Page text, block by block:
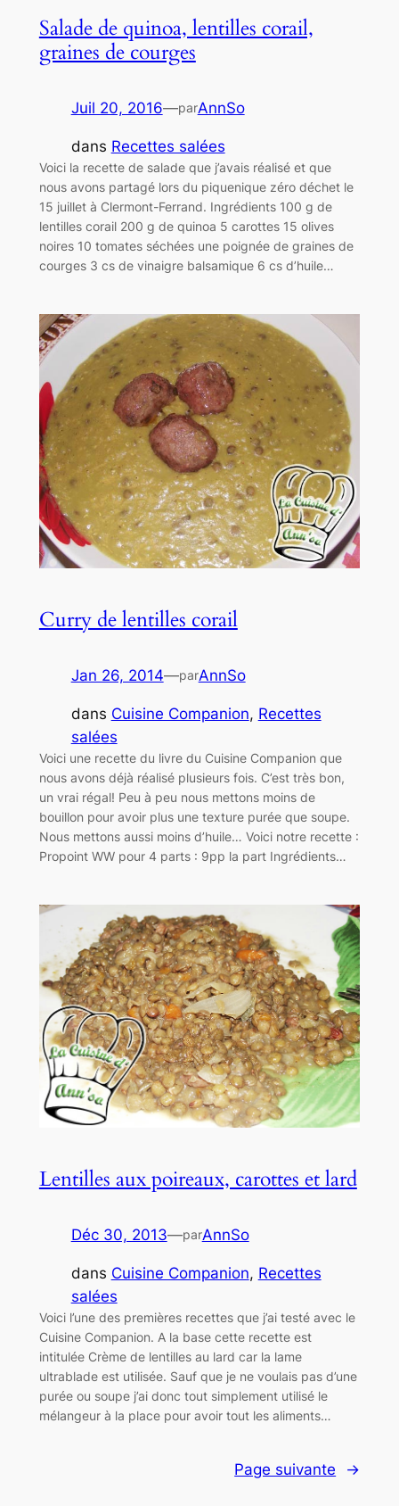
Salade de quinoa, lentilles corail,
graines de courges
Juil 20, 2016—parAnnSo
dans Recettes salées
Voici la recette de salade que j’avais réalisé et que
nous avons partagé lors du piquenique zéro déchet le
15 juillet à Clermont-Ferrand. Ingrédients 100 g de
lentilles corail 200 g de quinoa 5 carottes 15 olives
noires 10 tomates séchées une poignée de graines de
courges 3 cs de vinaigre balsamique 6 cs d’huile…
Curry de lentilles corail
Jan 26, 2014—parAnnSo
dans Cuisine Companion, Recettes
salées
Voici une recette du livre du Cuisine Companion que
nous avons déjà réalisé plusieurs fois. C’est très bon,
un vrai régal! Peu à peu nous mettons moins de
bouillon pour avoir plus une texture purée que soupe.
Nous mettons aussi moins d’huile… Voici notre recette :
Propoint WW pour 4 parts : 9pp la part Ingrédients…
Lentilles aux poireaux, carottes et lard
Déc 30, 2013—parAnnSo
dans Cuisine Companion, Recettes
salées
Voici l’une des premières recettes que j’ai testé avec le
Cuisine Companion. A la base cette recette est
intitulée Crème de lentilles au lard car la lame
ultrablade est utilisée. Sauf que je ne voulais pas d’une
purée ou soupe j’ai donc tout simplement utilisé le
mélangeur à la place pour avoir tout les aliments…
Page suivante →